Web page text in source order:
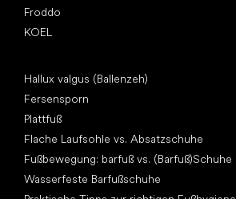
Froddo
KOEL
Hallux valgus (Ballenzeh)
Fersensporn
Plattfuß
Flache Laufsohle vs. Absatzschuhe
Fußbewegung: barfuß vs. (Barfuß)Schuhe
Wasserfeste Barfußschuhe